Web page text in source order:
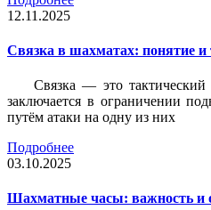
12.11.2025
Связка в шахматах: понятие и
Связка — это
заключается в ограничении
путём атаки на одну из них
Подробнее
03.10.2025
Шахматные часы: важность и